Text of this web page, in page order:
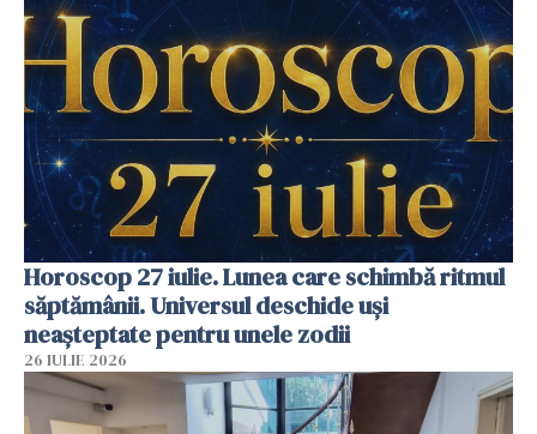
Horoscop 27 iulie. Lunea care schimbă ritmul
săptămânii. Universul deschide uși
neașteptate pentru unele zodii
26 IULIE 2026